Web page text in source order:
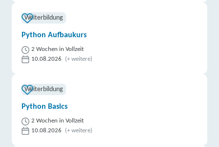
Weiterbildung
Python Aufbaukurs
2 Wochen in Vollzeit
10.08.2026
(+ weitere)
Weiterbildung
Python Basics
2 Wochen in Vollzeit
10.08.2026
(+ weitere)